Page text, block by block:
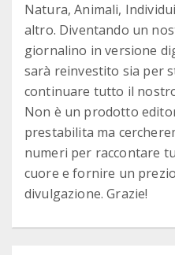
Natura, Animali,
altro. Diventando un
giornalino in versione
sarà reinvestito sia per
continuare tutto il
Non è un prodotto
prestabilita ma
numeri per raccontare
cuore e fornire un
divulgazione. Grazie!